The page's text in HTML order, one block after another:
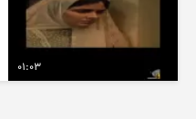
01:03